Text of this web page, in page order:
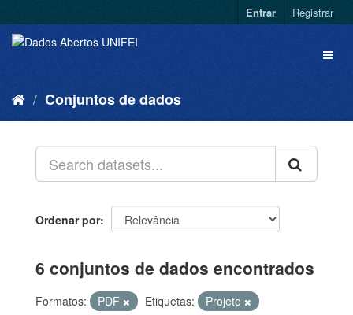
Entrar Registrar
Conjuntos de dados
Ordenar por
6 conjuntos de dados encontrados
Formatos: PDF Etiquetas:
Projeto